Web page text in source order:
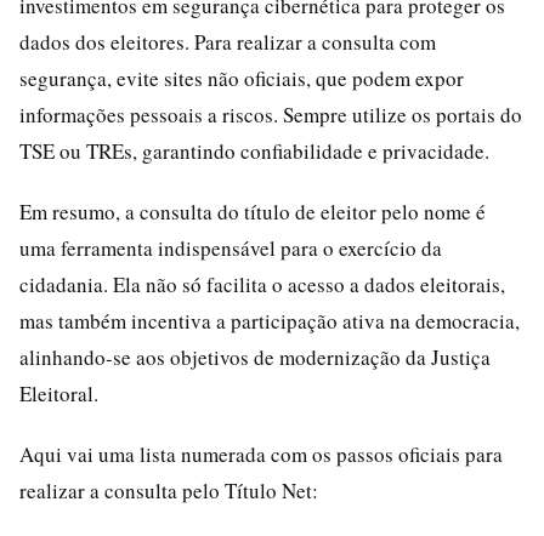
dados dos eleitores. Para realizar a consulta com
segurança, evite sites não oficiais, que podem expor
informações pessoais a riscos. Sempre utilize os portais do
TSE ou TREs, garantindo confiabilidade e privacidade.
Em resumo, a consulta do título de eleitor pelo nome é
uma ferramenta indispensável para o exercício da
cidadania. Ela não só facilita o acesso a dados eleitorais,
mas também incentiva a participação ativa na democracia,
alinhando-se aos objetivos de modernização da Justiça
Eleitoral.
Aqui vai uma lista numerada com os passos oficiais para
realizar a consulta pelo Título Net: